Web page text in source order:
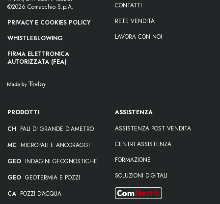
©2026 Comacchio S.p.A.
PRIVACY E COOKIES POLICY
WHISTLEBLOWING
FIRMA ELETTRONICA
AUTORIZZATA (FEA)
CONTATTI
RETE VENDITA
LAVORA CON NOI
PRODOTTI
CH PALI DI GRANDE DIAMETRO
MC MICROPALI E ANCORAGGI
GEO INDAGINI GEOGNOSTICHE
GEO GEOTERMIA E POZZI
CA POZZI D’ACQUA
ASSISTENZA
ASSISTENZA POST VENDITA
CENTRI ASSISTENZA
FORMAZIONE
SOLUZIONI DIGITALI